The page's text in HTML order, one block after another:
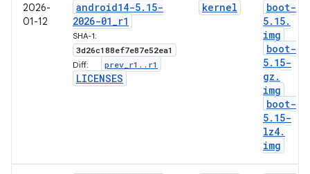
2026-
01-12
android14-5. 15-
2026-01_r1
SHA-1:
3d26c188ef7e87e52ea1
Diff: prev r1 . . r1
LICENSES
kernel
boot-
5. 15.
img
boot-
5. 15-
gz .
img
boot-
5. 15-
lz4.
img